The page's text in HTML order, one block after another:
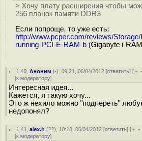
> Хочу плату расширения чтобы
256 планок памяти DDR3
Если попроще, то уже есть:
http://www.pcper.com/reviews/
running-PCI-E-RAM-b (Gigabyte i-
1.40 ,Аноним (-), 09:21, 06/04/2012 [ответить] [
[к модератору]
Интересная идея...
Кажется, я такую хочу...
Это ж нехило можно "подпереть"
недопонял?
1.41 ,alex.h (??), 10:18, 06/04/2012 [ответить] [
[к модератору]